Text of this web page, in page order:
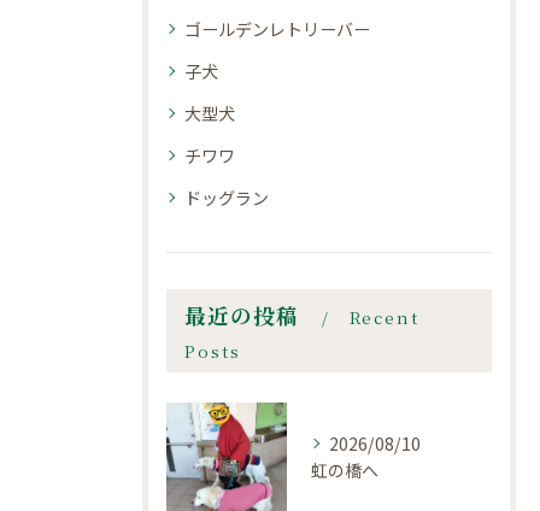
ゴールデンレトリーバー
子犬
大型犬
チワワ
ドッグラン
最近の投稿
Recent
Posts
2026/08/10
虹の橋へ